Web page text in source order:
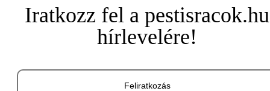
Iratkozz fel a pestisracok.hu
hírlevelére!
Feliratkozás